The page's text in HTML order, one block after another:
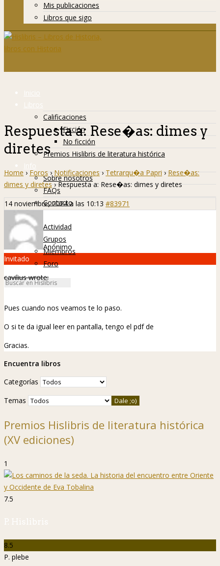
Mis publicaciones
Libros que sigo
Inicio
Libros
Calificaciones
Ficción
No ficción
Premios Hislibris de literatura histórica
Info
Sobre nosotros
FAQs
Contacto
Hislibreños
Actividad
Grupos
Miembros
Foro
Respuesta a: Rese�as: dimes y
diretes
Home › Foros › Notificaciones › Tetrarqu�a Papri › Rese�as:
dimes y diretes › Respuesta a: Rese�as: dimes y diretes
14 noviembre, 2024 a las 10:13 #83971
Anónimo
Invitado
cavilius wrote:
Pues cuando nos veamos te lo paso.
O si te da igual leer en pantalla, tengo el pdf de
Gracias.
Encuentra libros
Categorías
Temas
Premios Hislibris de literatura histórica
(XV ediciones)
1
7.5
P. Hislibris
8.5
P. plebe